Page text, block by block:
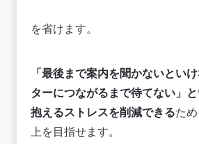
を省けます。
「最後まで案内を聞かないとい
ターにつながるまで待てない」
抱えるストレスを削減できるた
上を目指せます。